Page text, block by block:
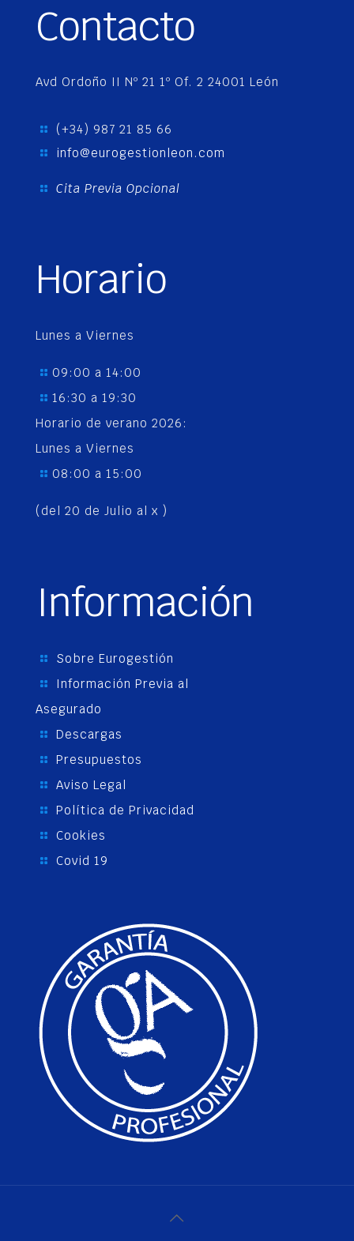
Contacto
Avd Ordoño II Nº 21 1º Of. 2 24001 León
(+34) 987 21 85 66
info@eurogestionleon.com
Cita Previa Opcional
Horario
Lunes a Viernes
09:00 a 14:00
16:30 a 19:30
Horario de verano 2026:
Lunes a Viernes
08:00 a 15:00
(del 20 de Julio al x )
Información
Sobre Eurogestión
Información Previa al
Asegurado
Descargas
Presupuestos
Aviso Legal
Política de Privacidad
Cookies
Covid 19